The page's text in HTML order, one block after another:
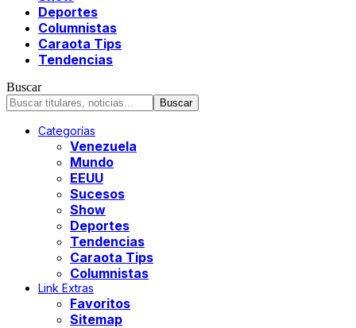
Deportes
Columnistas
Caraota Tips
Tendencias
Buscar
Categorías
Venezuela
Mundo
EEUU
Sucesos
Show
Deportes
Tendencias
Caraota Tips
Columnistas
Link Extras
Favoritos
Sitemap